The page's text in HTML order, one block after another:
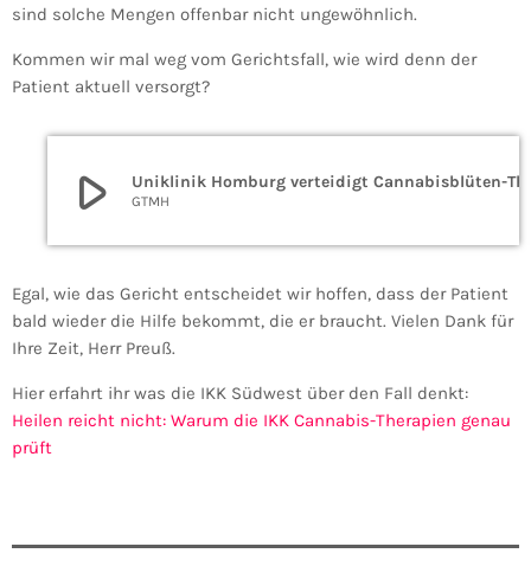
sind solche Mengen offenbar nicht ungewöhnlich.
Kommen wir mal weg vom Gerichtsfall, wie wird denn der
Patient aktuell versorgt?
play_arrow GTMH
Egal, wie das Gericht entscheidet wir hoffen, dass der Patient
bald wieder die Hilfe bekommt, die er braucht. Vielen Dank für
Ihre Zeit, Herr Preuß.
Hier erfahrt ihr was die IKK Südwest über den Fall denkt:
Heilen reicht nicht: Warum die IKK Cannabis-Therapien genau
prüft